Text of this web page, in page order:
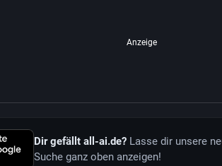
Anzeige
Dir gefällt all-ai.de? Lasse dir unsere
Suche ganz oben anzeigen!